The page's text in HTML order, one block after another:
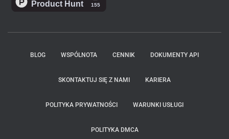
BLOG WSPÓLNOTA CENNIK DOKUMENTY API
SKONTAKTUJ SIĘ Z NAMI KARIERA
POLITYKA PRYWATNOŚCI WARUNKI USŁUGI
POLITYKA DMCA